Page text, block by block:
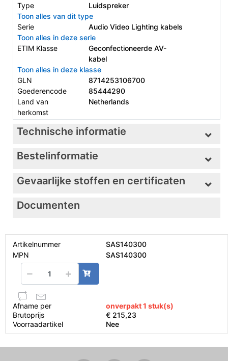
Type
Luidspreker
Toon alles van dit type
Serie
Audio Video Lighting kabels
Toon alles in deze serie
ETIM Klasse
Geconfectioneerde AV-
kabel
Toon alles in deze klasse
GLN
8714253106700
Goederencode
85444290
Land van
herkomst
Netherlands
Technische informatie
Bestelinformatie
Gevaarlijke stoffen en certificaten
Documenten
Artikelnummer
SAS140300
MPN
SAS140300
Afname per
onverpakt 1 stuk(s)
Brutoprijs
€ 215,23
Voorraadartikel
Nee